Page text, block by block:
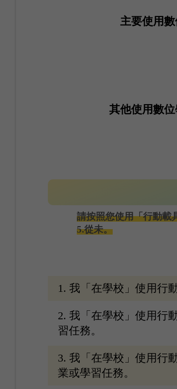
主要使用
其他使用數
請按照您使用「行動載
5.從未。
1. 我「在學校」使用行
2. 我「在學校」使用行
習任務。
3. 我「在學校」使用行
業或學習任務。